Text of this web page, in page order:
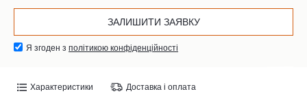
Я згоден з політикою конфіденційності
Характеристики Доставка і оплата